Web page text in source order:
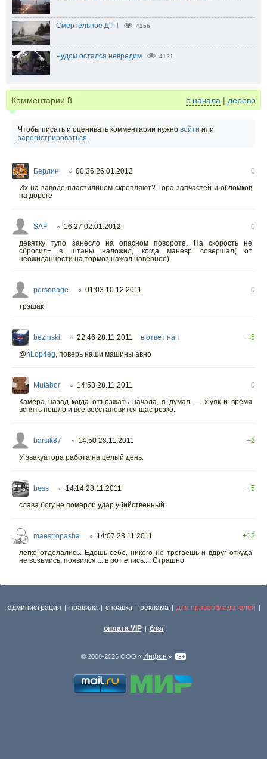
Смертельное ДТП 4156
Чудом остался невредим 4121
Комментарии 8 с начала | дерево
Чтобы писать и оценивать комментарии нужно войти или
зарегистрироваться
Берлин ○ 00:36 26.01.2012
0
Их на заводе пластилином скрепляют? Гора запчастей и обломков
на дороге
SAF ○ 16:27 02.01.2012
0
девятку тупо занесло на опасном повороте. На скорость не
сбросил+ в штаны наложил, когда маневр совершал( от
неожиданности на тормоз нажал наверное).
personage ○ 01:03 10.12.2011
0
трэшак
bezinski ○ 22:46 28.11.2011 в ответ на ↓
+5
@hLop4eg , поверь наши машины авно
Mutabor ○ 14:53 28.11.2011
0
Камера назад когда отъезжать начала, я думал — х.уяк и время
вспять пошло и всё восстановится щас резко.
barsik87 ○ 14:50 28.11.2011
+2
У эвакуатора работа на целый день.
bess ○ 14:14 28.11.2011
+5
слава богу,не померли удар убийственный
maestropasha ○ 14:07 28.11.2011
+12
легко отделались. Едешь себе, никого не трогаешь и вдруг откуда
не возьмись, появился ... в рот епись.... Страшно
администрация | правила | справка | реклама | для правообладателей |
оплата VIP | блог
© 2008-2026 ООО « Инфон »